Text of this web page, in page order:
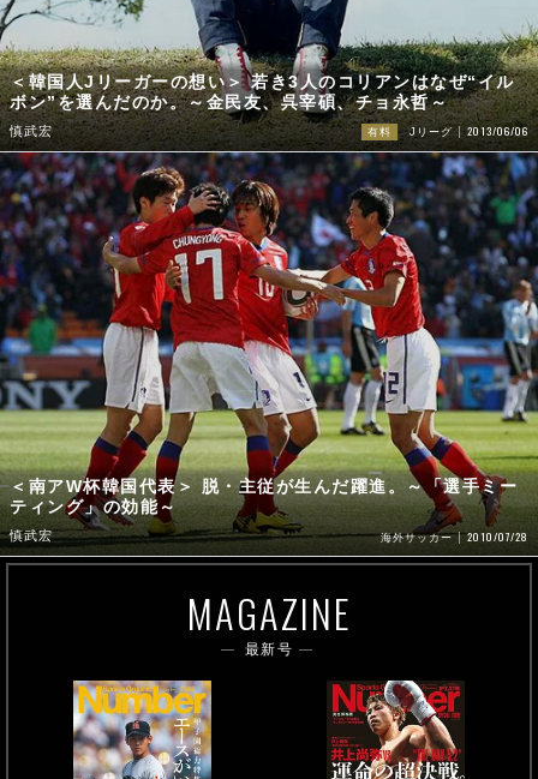
＜韓国人Jリーガーの想い＞ 若き3人のコリアンはなぜ“イル
ボン”を選んだのか。～金民友、呉宰碩、チョ永哲～
慎武宏 有料 Jリーグ 2013/06/06
＜南アW杯韓国代表＞ 脱・主従が生んだ躍進。～「選手ミー
ティング」の効能～
慎武宏 海外サッカー 2010/07/28
MAGAZINE
最新号